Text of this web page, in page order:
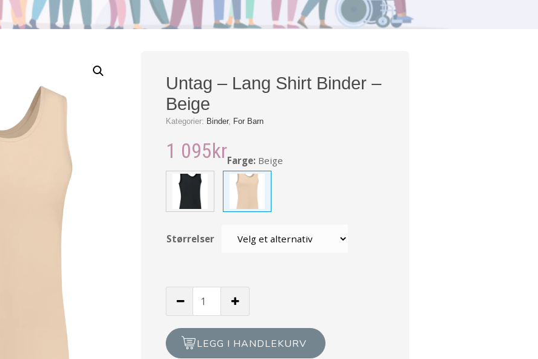
Untag – Lang Shirt Binder –
Beige
Kategorier: Binder, For Barn
1 095krFarge: Beige
Størrelser
Shirt
Binder
LEGG I HANDLEKURV